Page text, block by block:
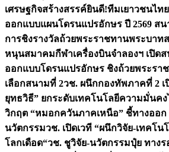
เศรษฐกิจสร้างสรรค์ยินดี!ทีมเยาวชนไท
ออกแบบแผนโดรนแปรอักษร ปี 2569 ส
การชิงรางวัลถ้วยพระราชทานพระบาท
หนุนสมาคมกีฬาเครื่องบินจำลองฯ เปิด
ออกแบบโดรนแปรอักษร ชิงถ้วยพระรา
เลือกสนามที่ 2วช. ผนึกกองทัพภาคที่ 2
ยุทธวิธี” ยกระดับเทคโนโลยีความมั่นคง
วิกฤต “หมอกควันภาคเหนือ” ชี้ทางออก
นวัตกรรมวช. เปิดเวที “ผนึกวิจัย-เทคโ
โลกเดือด“วช. ชูวิจัย-นวัตกรรมปุ๋ย ทางร